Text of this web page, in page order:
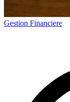
Gestion Financiere